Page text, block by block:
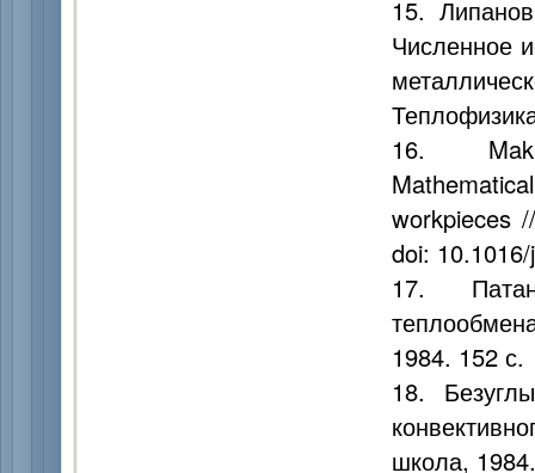
15.
Численное
16.
workpieces
doi:
17.
1984. 152 с.
18.
школа,